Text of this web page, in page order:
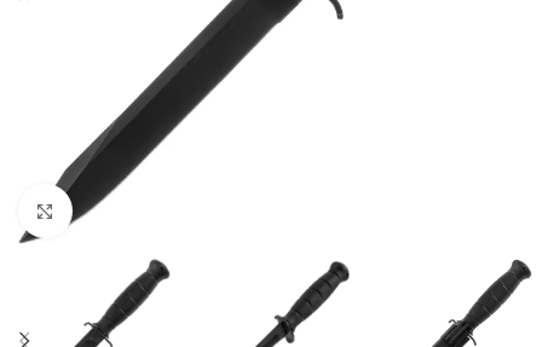
Spustelėkite, kad padidintumėte